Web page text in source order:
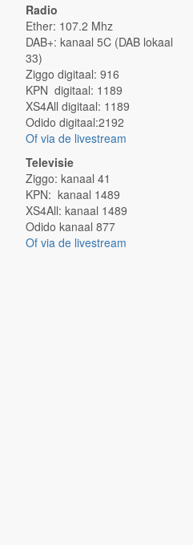
Radio
Ether: 107.2 Mhz
DAB+: kanaal 5C (DAB lokaal
33)
Ziggo digitaal: 916
KPN digitaal: 1189
XS4All digitaal: 1189
Odido digitaal:2192
Of via de livestream
Televisie
Ziggo: kanaal 41
KPN: kanaal 1489
XS4All: kanaal 1489
Odido kanaal 877
Of via de livestream